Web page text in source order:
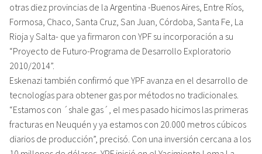
otras diez provincias de la Argentina -Buenos Aires, Entre Ríos,
Formosa, Chaco, Santa Cruz, San Juan, Córdoba, Santa Fe, La
Rioja y Salta- que ya firmaron con YPF su incorporación a su
“Proyecto de Futuro-Programa de Desarrollo Exploratorio
2010/2014”.
Eskenazi también confirmó que YPF avanza en el desarrollo de
tecnologías para obtener gas por métodos no tradicionales.
“Estamos con ´shale gas´, el mes pasado hicimos las primeras
fracturas en Neuquén y ya estamos con 20.000 metros cúbicos
diarios de producción”, precisó. Con una inversión cercana a los